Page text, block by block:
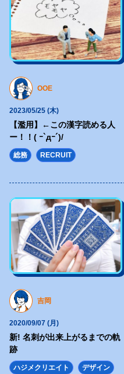
OOE
2023/05/25 (木)
【濫用】←この漢字読める人
ー！！( ｰ`дｰ´)/
総務 RECRUIT
吉岡
2020/09/07 (月)
新! 名刺が出来上がるまでの軌
跡
ハジメクリエイト
デザイン
<header class="header">
<div class="header-btn">
</div>
<p class="header-logo">
<use xlink:href="https://
</p>
<nav>
<ul class="header-nav">
<a href="https://
</li>
<li>
<a href="https://
</li>
<li>
</li>
</nav>
</header>
<article class="top">